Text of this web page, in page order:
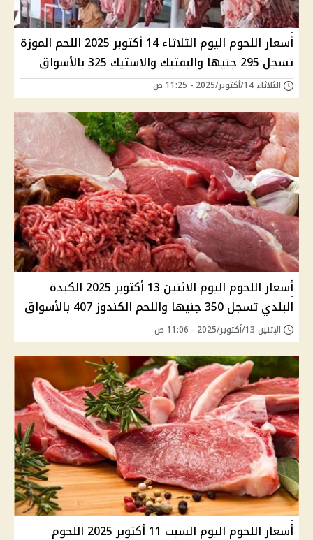
أسعار اللحوم اليوم الثلاثاء 14 أكتوبر 2025 اللحم الموزة
تسجل 295 جنيها والبفتيك والاستيك 325 بالأسواق
الثلاثاء 14/أكتوبر/2025 - 11:25 ص
أسعار اللحوم اليوم الاثنين 13 أكتوبر 2025 الكبدة
البلدي تسجل 350 جنيها واللحم الكندوز 407 بالأسواق
الإثنين 13/أكتوبر/2025 - 11:06 ص
أسعار اللحوم اليوم السبت 11 أكتوبر 2025 اللحوم